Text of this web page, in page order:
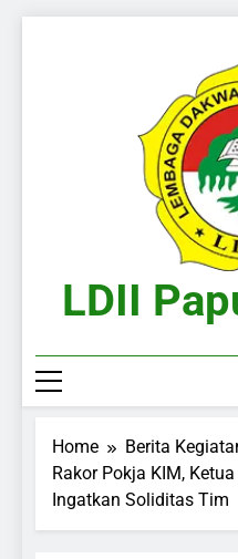
LDII
Home
Berita
Rakor Pokja KIM,
Ingatkan Soliditas Tim